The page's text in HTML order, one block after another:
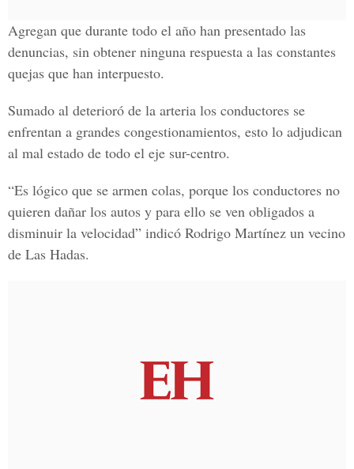
Agregan que durante todo el año han presentado las
denuncias, sin obtener ninguna respuesta a las constantes
quejas que han interpuesto.
Sumado al deterioró de la arteria los conductores se
enfrentan a grandes congestionamientos, esto lo adjudican
al mal estado de todo el eje sur-centro.
“Es lógico que se armen colas, porque los conductores no
quieren dañar los autos y para ello se ven obligados a
disminuir la velocidad” indicó Rodrigo Martínez un vecino
de Las Hadas.